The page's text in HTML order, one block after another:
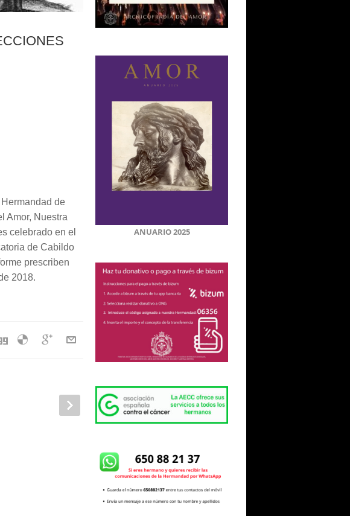
Hermandad de
Amor, Nuestra
celebrado en el
de Cabildo
prescriben
2018.
ANUARIO 2025